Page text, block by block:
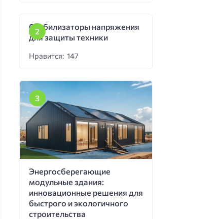
Стабилизаторы напряжения
для защиты техники
Нравится: 147
Энергосберегающие
модульные здания:
инновационные решения для
быстрого и экологичного
строительства